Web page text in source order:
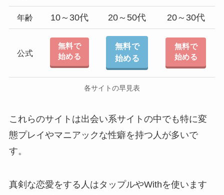
年齢 10～30代 20～50代 20～30代
公式
無料で
始める
無料で
始める
無料で
始める
各サイトの早見表
これらのサイトは出会い系サイトの中でも特に変
態プレイやマニアックな性癖を持つ人が多いで
す。
真剣な恋愛をする人はタップルやWithを使います